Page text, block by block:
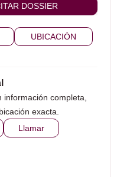
DOSSIER
UBICACIÓN
información completa,
exacta.
Llamar